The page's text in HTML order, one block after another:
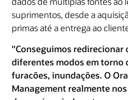
suprimentos, desde a
primas até a entrega ao
"Conseguimos redirecionar
diferentes modos em torno
furacões, inundações. O
Management realmente